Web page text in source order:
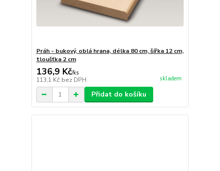
Práh - bukový, oblá hrana, délka 80 cm, šířka 12 cm,
tloušťka 2 cm
136,9 Kč/ks
113,1 Kč bez DPH skladem
Přidat do košíku